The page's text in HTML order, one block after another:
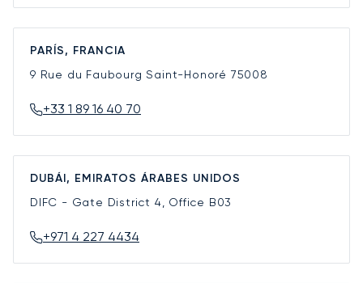
PARÍS, FRANCIA
9 Rue du Faubourg Saint-Honoré 75008
+33 1 89 16 40 70
DUBÁI, EMIRATOS ÁRABES UNIDOS
DIFC - Gate District 4, Office B03
+971 4 227 4434